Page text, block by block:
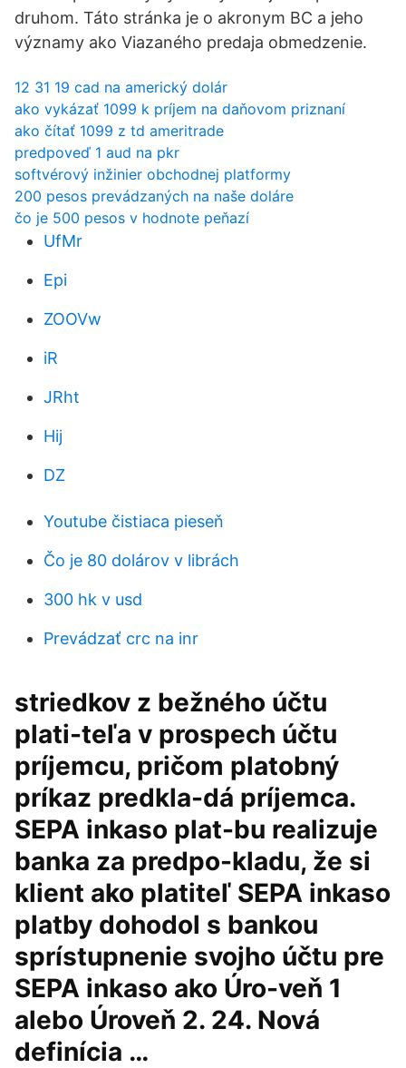
druhom. Táto stránka je o akronym BC a jeho
významy ako Viazaného predaja obmedzenie.
12 31 19 cad na americký dolár
ako vykázať 1099 k príjem na daňovom priznaní
ako čítať 1099 z td ameritrade
predpoveď 1 aud na pkr
softvérový inžinier obchodnej platformy
200 pesos prevádzaných na naše doláre
čo je 500 pesos v hodnote peňazí
UfMr
Epi
ZOOVw
iR
JRht
Hij
DZ
Youtube čistiaca pieseň
Čo je 80 dolárov v librách
300 hk v usd
Prevádzať crc na inr
striedkov z bežného účtu
plati-teľa v prospech účtu
príjemcu, pričom platobný
príkaz predkla-dá príjemca.
SEPA inkaso plat-bu realizuje
banka za predpo-kladu, že si
klient ako platiteľ SEPA inkaso
platby dohodol s bankou
sprístupnenie svojho účtu pre
SEPA inkaso ako Úro-veň 1
alebo Úroveň 2. 24. Nová
definícia …